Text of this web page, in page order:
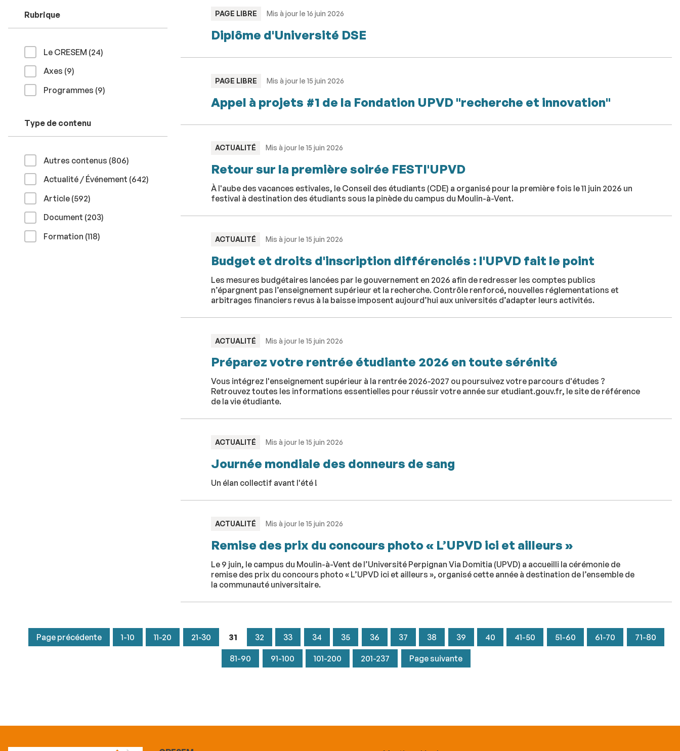
Rubrique
Le CRESEM (24résultats
)
Axes (9résultats
)
Programmes (9résultats
)
Type de contenu
Autres contenus (806résultats
)
Actualité / Événement (642résultats
)
Article (592résultats
)
Document (203résultats
)
Formation (118résultats
)
TYPE
PAGE LIBRE Mis à jour le 16 juin 2026
Diplôme d'Université DSE
TYPE
PAGE LIBRE Mis à jour le 15 juin 2026
Appel à projets #1 de la Fondation UPVD "recherche et innovation"
TYPE
ACTUALITÉ Mis à jour le 15 juin 2026
Retour sur la première soirée FESTI'UPVD
À l'aube des vacances estivales, le Conseil des étudiants (CDE) a organisé pour la première fois le 11 juin 2026 un
festival à destination des étudiants sous la pinède du campus du Moulin-à-Vent.
TYPE
ACTUALITÉ Mis à jour le 15 juin 2026
Budget et droits d'inscription différenciés : l'UPVD fait le point
Les mesures budgétaires lancées par le gouvernement en 2026 afin de redresser les comptes publics
n’épargnent pas l’enseignement supérieur et la recherche. Contrôle renforcé, nouvelles réglementations et
arbitrages financiers revus à la baisse imposent aujourd’hui aux universités d’adapter leurs activités.
TYPE
ACTUALITÉ Mis à jour le 15 juin 2026
Préparez votre rentrée étudiante 2026 en toute sérénité
Vous intégrez l'enseignement supérieur à la rentrée 2026-2027 ou poursuivez votre parcours d'études ?
Retrouvez toutes les informations essentielles pour réussir votre année sur etudiant.gouv.fr, le site de référence
de la vie étudiante.
TYPE
ACTUALITÉ Mis à jour le 15 juin 2026
Journée mondiale des donneurs de sang
Un élan collectif avant l'été !
TYPE
ACTUALITÉ Mis à jour le 15 juin 2026
Remise des prix du concours photo « L’UPVD ici et ailleurs »
Le 9 juin, le campus du Moulin-à-Vent de l’Université Perpignan Via Domitia (UPVD) a accueilli la cérémonie de
remise des prix du concours photo « L’UPVD ici et ailleurs », organisé cette année à destination de l’ensemble de
la communauté universitaire.
Page précédente 1-10 11-20 21-30 31 32 33 34 35 36 37 38 39 40 41-50 51-60 61-70 71-80
81-90 91-100 101-200 201-237 Page suivante